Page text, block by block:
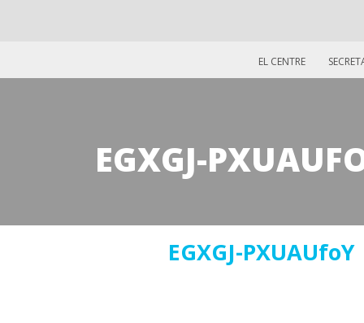
EL CENTRE
EGXGJ-
EGXGJ-PXUAUfoY